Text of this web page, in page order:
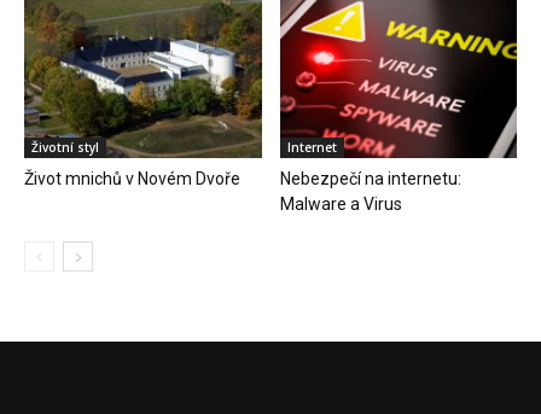
Životní styl
Život mnichů v Novém Dvoře
Internet
Nebezpečí na internetu:
Malware a Virus